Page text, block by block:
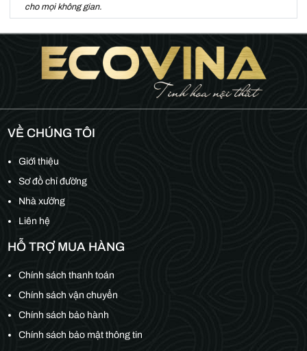
cho mọi không gian.
VỀ CHÚNG TÔI
Giới thiệu
Sơ đồ chỉ đường
Nhà xưởng
Liên hệ
HỖ TRỢ MUA HÀNG
Chính sách thanh toán
Chính sách vận chuyển
Chính sách bảo hành
Chính sách bảo mật thông tin